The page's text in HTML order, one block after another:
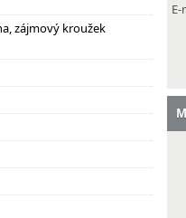
zájmový kroužek
E-